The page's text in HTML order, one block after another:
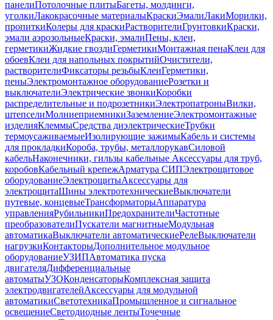
панелиПотолочные плитыБагеты, молдинги,
уголкиЛакокрасочные материалыКраскиЭмалиЛакиМорилки,
пропиткиКолеры для краскиРастворителиГрунтовкиКраски,
эмали аэрозольныеКраски, эмалиПены, клеи,
герметикиЖидкие гвоздиГерметикиМонтажная пенаКлеи для
обоевКлеи для напольных покрытийОчистители,
растворителиФиксаторы резьбыКлеиГерметики,
пеныЭлектромонтажное оборудованиеРозетки и
выключателиЭлектрические звонкиКоробки
распределительные и подрозетникиЭлектропатроныВилки,
штепселиМолниеприемникиЗаземлениеЭлектромонтажные
изделияКлеммыСредства диэлектрическиеТрубки
термоусаживаемыеИзолирующие зажимыКабель и системы
для прокладкиКороба, трубы, металлорукавСиловой
кабельНаконечники, гильзы кабельные Аксессуары для труб,
коробовКабельный крепежАрматура СИПЭлектрощитовое
оборудованиеЭлектрощитыАксессуары для
электрощитаШины электротехническиеВыключатели
путевые, концевыеТрансформаторыАппаратура
управленияРубильникиПредохранителиЧастотные
преобразователиПускатели магнитныеМодульная
автоматикаВыключатели автоматическиеРелеВыключатели
нагрузкиКонтакторыДополнительное модульное
оборудованиеУЗИПАвтоматика пуска
двигателяДифференциальные
автоматыУЗОКонденсаторыКомплексная защита
электродвигателейАксессуары для модульной
автоматикиСветотехникаПромышленное и сигнальное
освещениеСветодиодные лентыТочечные